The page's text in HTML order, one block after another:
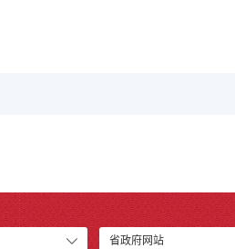
省政府网站